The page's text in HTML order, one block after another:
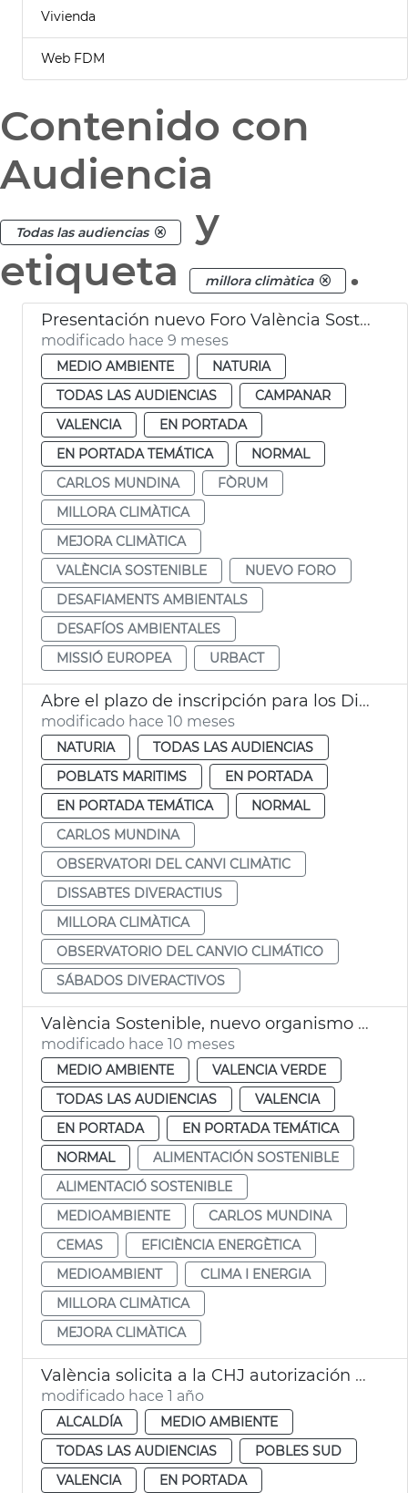
Vivienda
Web FDM
Contenido con
Audiencia
Todas las audiencias
y
etiqueta
millora climàtica .
Presentación nuevo Foro València Sostenible
modificado hace 9 meses
MEDIO AMBIENTE
NATURIA
TODAS LAS AUDIENCIAS
CAMPANAR
VALENCIA
EN PORTADA
EN PORTADA TEMÁTICA
NORMAL
CARLOS MUNDINA
FÒRUM
MILLORA CLIMÀTICA
MEJORA CLIMÀTICA
VALÈNCIA SOSTENIBLE
NUEVO FORO
DESAFIAMENTS AMBIENTALS
DESAFÍOS AMBIENTALES
MISSIÓ EUROPEA
URBACT
Abre el plazo de inscripción para los Dissabtes Diveractius
modificado hace 10 meses
NATURIA
TODAS LAS AUDIENCIAS
POBLATS MARITIMS
EN PORTADA
EN PORTADA TEMÁTICA
NORMAL
CARLOS MUNDINA
OBSERVATORI DEL CANVI CLIMÀTIC
DISSABTES DIVERACTIUS
MILLORA CLIMÀTICA
OBSERVATORIO DEL CANVIO CLIMÁTICO
SÁBADOS DIVERACTIVOS
València Sostenible, nuevo organismo autónomo
modificado hace 10 meses
MEDIO AMBIENTE
VALENCIA VERDE
TODAS LAS AUDIENCIAS
VALENCIA
EN PORTADA
EN PORTADA TEMÁTICA
NORMAL
ALIMENTACIÓN SOSTENIBLE
ALIMENTACIÓ SOSTENIBLE
MEDIOAMBIENTE
CARLOS MUNDINA
CEMAS
EFICIÈNCIA ENERGÈTICA
MEDIOAMBIENT
CLIMA I ENERGIA
MILLORA CLIMÀTICA
MEJORA CLIMÀTICA
València solicita a la CHJ autorización para limipar el cauce del Turia
modificado hace 1 año
ALCALDÍA
MEDIO AMBIENTE
TODAS LAS AUDIENCIAS
POBLES SUD
VALENCIA
EN PORTADA